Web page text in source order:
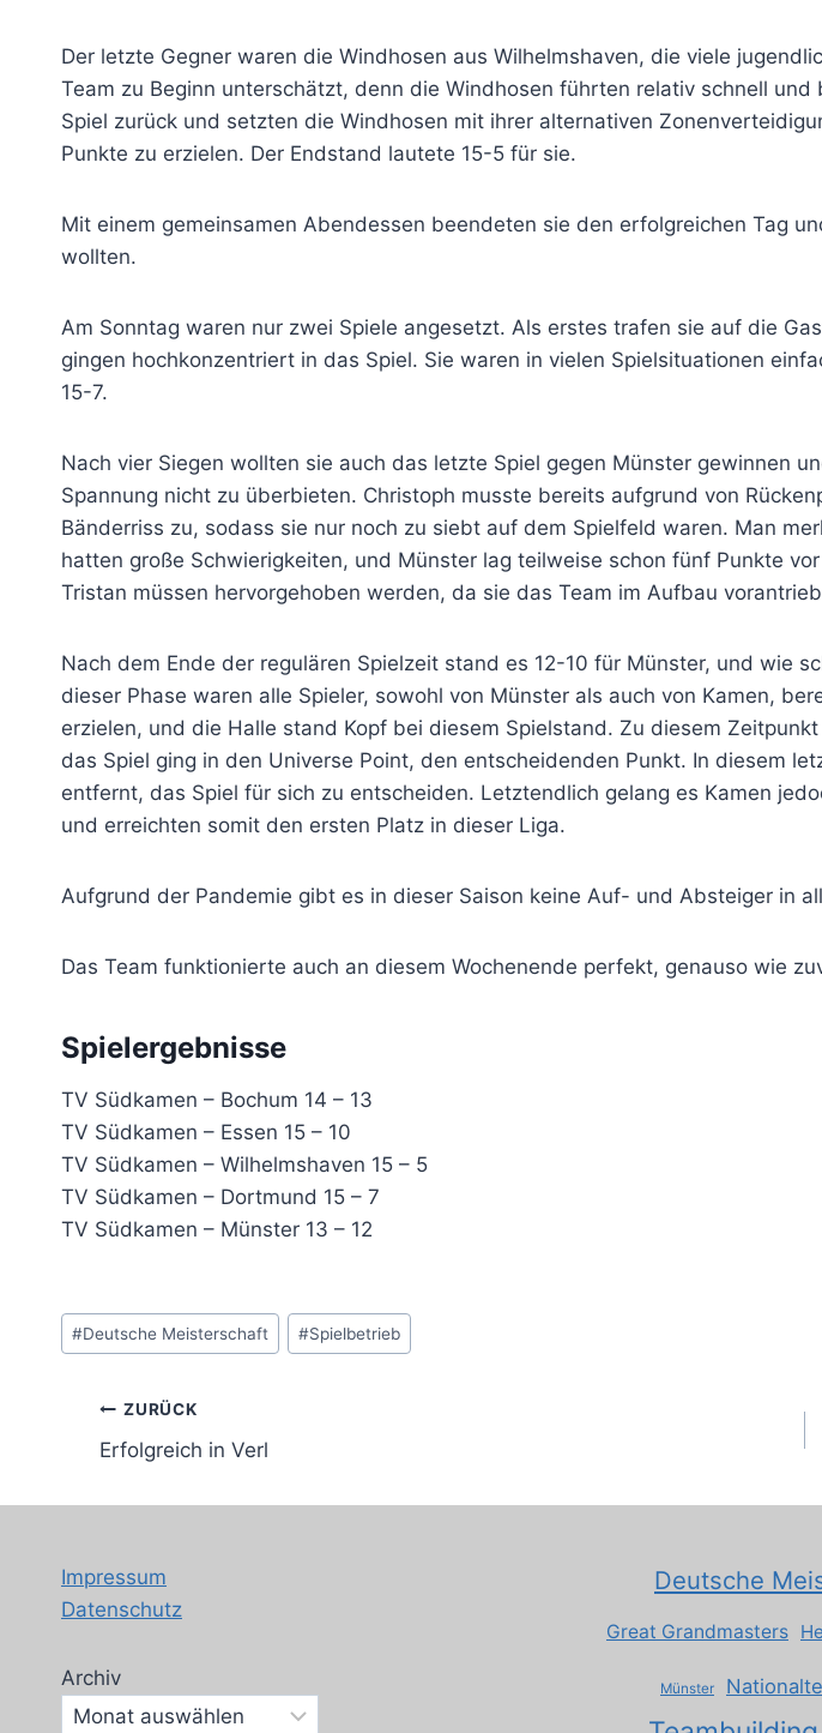
Der letzte Gegner waren die Windhosen aus Wilhelmshaven, die viele
Team zu Beginn unterschätzt, denn die Windhosen führten relativ schnell
Spiel zurück und setzten die Windhosen mit ihrer alternativen
Punkte zu erzielen. Der Endstand lautete 15-5 für sie.
Mit einem gemeinsamen Abendessen beendeten sie den erfolgreichen Tag
wollten.
Am Sonntag waren nur zwei Spiele angesetzt. Als erstes trafen sie auf die
gingen hochkonzentriert in das Spiel. Sie waren in vielen Spielsituationen
15-7.
Nach vier Siegen wollten sie auch das letzte Spiel gegen Münster gewinnen
Spannung nicht zu überbieten. Christoph musste bereits aufgrund von
Bänderriss zu, sodass sie nur noch zu siebt auf dem Spielfeld waren. Man
hatten große Schwierigkeiten, und Münster lag teilweise schon fünf Punkte
Tristan müssen hervorgehoben werden, da sie das Team im Aufbau
Nach dem Ende der regulären Spielzeit stand es 12-10 für Münster, und wie
dieser Phase waren alle Spieler, sowohl von Münster als auch von Kamen,
erzielen, und die Halle stand Kopf bei diesem Spielstand. Zu diesem
das Spiel ging in den Universe Point, den entscheidenden Punkt. In diesem
entfernt, das Spiel für sich zu entscheiden. Letztendlich gelang es Kamen
und erreichten somit den ersten Platz in dieser Liga.
Aufgrund der Pandemie gibt es in dieser Saison keine Auf- und Absteiger in
Das Team funktionierte auch an diesem Wochenende perfekt, genauso wie
Spielergebnisse
TV Südkamen – Bochum 14 – 13
TV Südkamen – Essen 15 – 10
TV Südkamen – Wilhelmshaven 15 – 5
TV Südkamen – Dortmund 15 – 7
TV Südkamen – Münster 13 – 12
Schlagworte:
#Deutsche Meisterschaft #Spielbetrieb
Beitragsnavigation
ZURÜCK
Erfolgreich in Verl
Impressum
Datenschutz
Archiv
Deutsche
Great Grandmasters
Münster